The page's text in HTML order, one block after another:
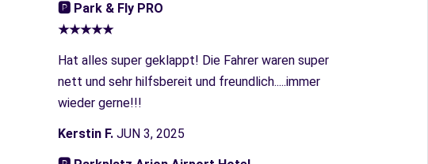
🅿︎ Park & Fly PRO
★★★★★
Hat alles super geklappt! Die Fahrer waren super
nett und sehr hilfsbereit und freundlich.....immer
wieder gerne!!!
Kerstin F. JUN 3, 2025